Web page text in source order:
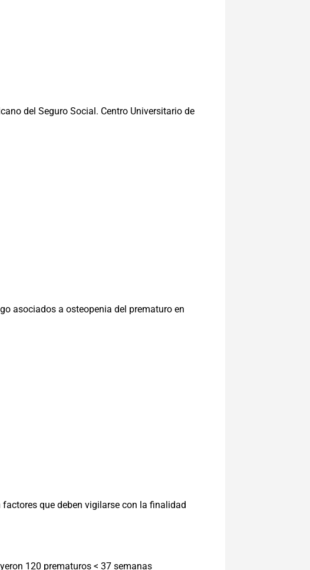
del Seguro Social. Centro Universitario de
asociados a osteopenia del prematuro en
que deben vigilarse con la finalidad
120 prematuros < 37 semanas